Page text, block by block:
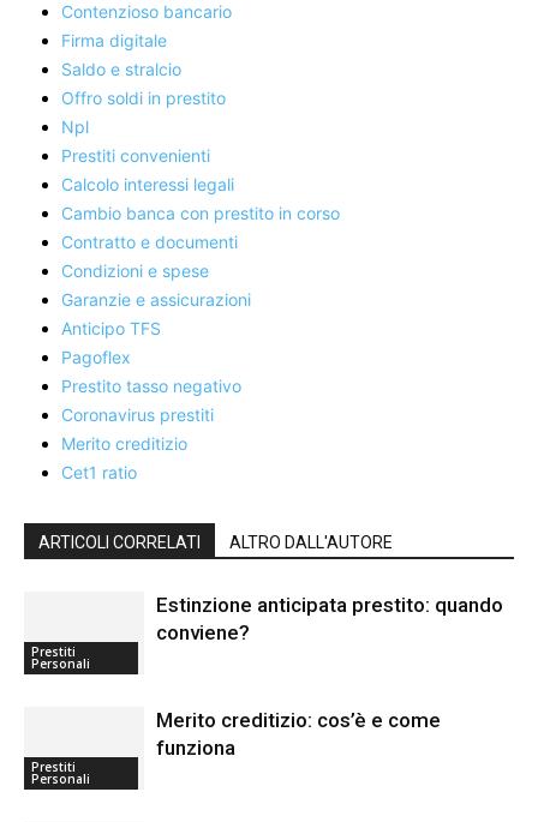
Contenzioso bancario
Firma digitale
Saldo e stralcio
Offro soldi in prestito
Npl
Prestiti convenienti
Calcolo interessi legali
Cambio banca con prestito in corso
Contratto e documenti
Condizioni e spese
Garanzie e assicurazioni
Anticipo TFS
Pagoflex
Prestito tasso negativo
Coronavirus prestiti
Merito creditizio
Cet1 ratio
ARTICOLI CORRELATI ALTRO DALL'AUTORE
Prestiti
Personali
Estinzione anticipata prestito: quando
conviene?
Prestiti
Personali
Merito creditizio: cos’è e come
funziona